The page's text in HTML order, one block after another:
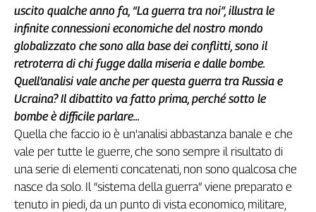
uscito qualche anno fa, “La guerra tra noi”, illustra le
infinite connessioni economiche del nostro mondo
globalizzato che sono alla base dei conflitti, sono il
retroterra di chi fugge dalla miseria e dalle bombe.
Quell’analisi vale anche per questa guerra tra Russia e
Ucraina? Il dibattito va fatto prima, perché sotto le
bombe è difficile parlare...
Quella che faccio io è un'analisi abbastanza banale e che
vale per tutte le guerre, che sono sempre il risultato di
una serie di elementi concatenati, non sono qualcosa che
nasce da solo. Il “sistema della guerra” viene preparato e
tenuto in piedi, da un punto di vista economico, militare,